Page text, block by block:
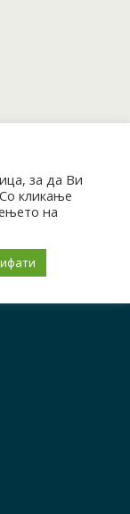
за да Ви
кликање
на